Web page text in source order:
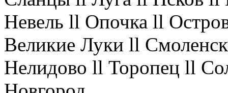
Невель ll Опочка ll
Великие Луки ll
Нелидово ll Торопец ll